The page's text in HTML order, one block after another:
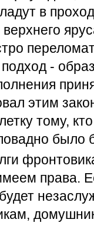
в
подход -
этим
тому,
было
права.